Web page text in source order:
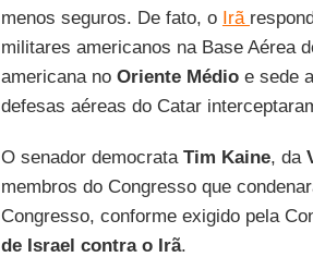
menos seguros. De fato, o Irã
militares americanos na Base Aérea
americana no Oriente Médioe sede
defesas aéreas do Catar
O senador democrata Tim Kaine, da
membros do Congresso que
Congresso, conforme exigido pela
de Israel contra o Irã.